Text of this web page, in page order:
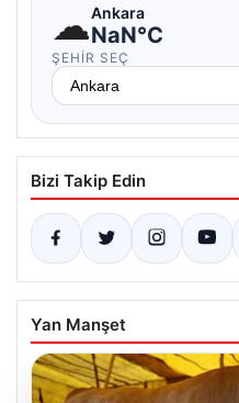
☁Ankara
NaN°C
ŞEHIR SEÇ
Bizi Takip Edin
Yan Manşet